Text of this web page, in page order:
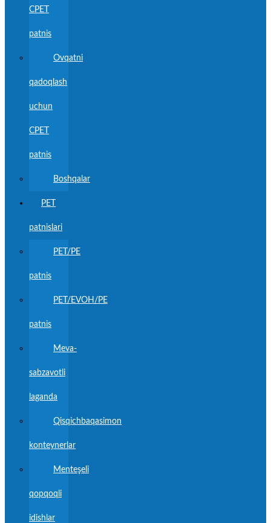
CPET
patnis
Ovqatni
qadoqlash
uchun
CPET
patnis
Boshqalar
PET
patnislari
PET/PE
patnis
PET/EVOH/PE
patnis
Meva-
sabzavotli
laganda
Qisqichbaqasimon
konteynerlar
Menteşeli
qopqoqli
idishlar